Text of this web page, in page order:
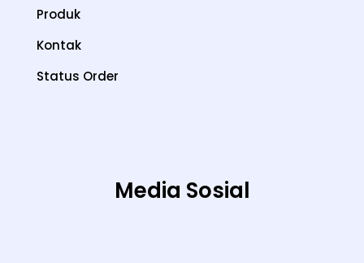
Produk
Kontak
Status Order
Media Sosial